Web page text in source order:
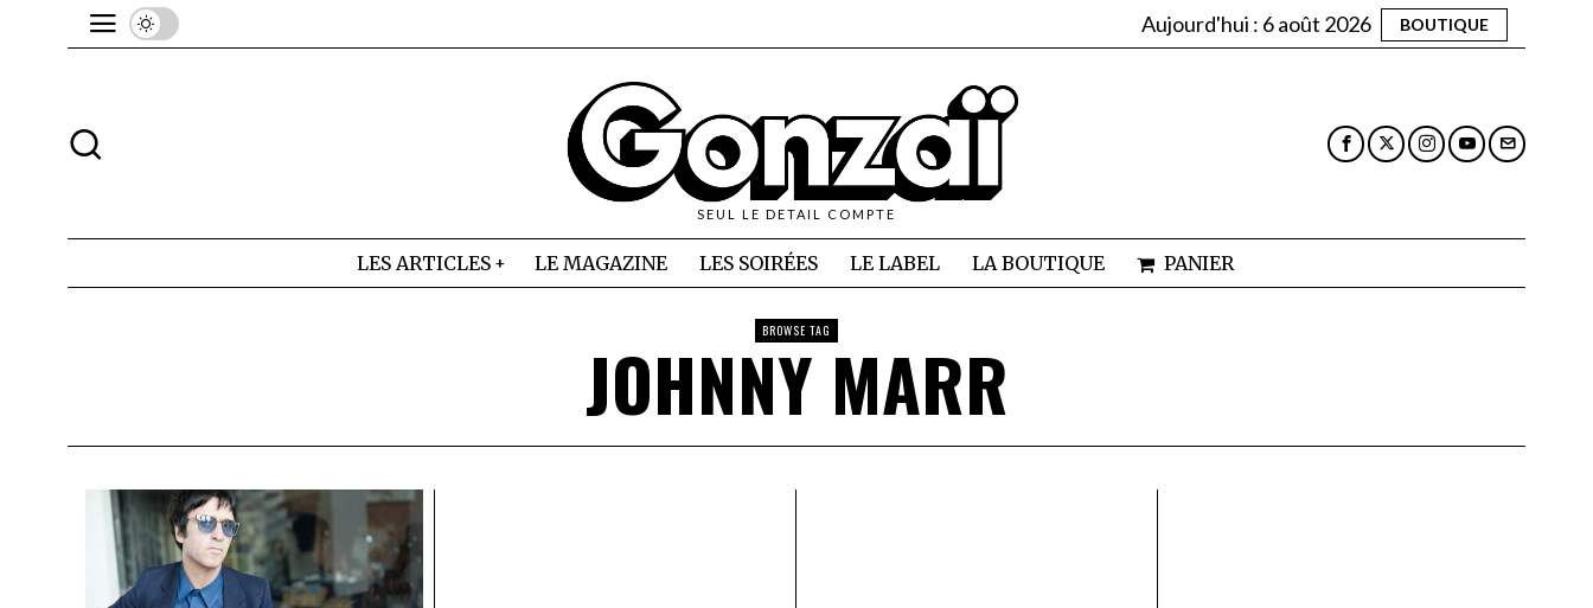
Aujourd'hui : 6 août 2026 BOUTIQUE
SEUL LE DETAIL COMPTE
LES ARTICLES LE MAGAZINE LES SOIRÉES LE LABEL LA BOUTIQUE PANIER
BROWSE TAG
JOHNNY MARR